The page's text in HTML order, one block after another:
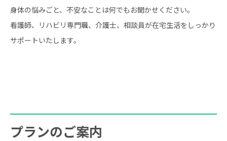
身体の悩みごと、不安なことは何でもお聞かせください。
看護師、リハビリ専門職、介護士、相談員が在宅生活をしっかり
サポートいたします。
プランのご案内